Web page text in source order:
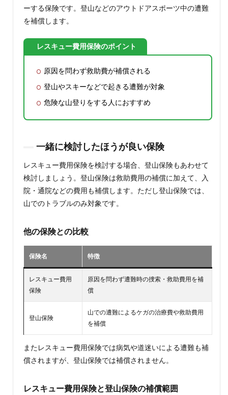
ーする保険です。登山などのアウトドアスポーツ中の遭難
を補償します。
レスキュー費用保険のポイント
原因を問わず救助費が補償される
登山やスキーなどで起きる遭難が対象
危険な山登りをする人におすすめ
一緒に検討したほうが良い保険
レスキュー費用保険を検討する場合、登山保険もあわせて
検討しましょう。登山保険は救助費用の補償に加えて、入
院・通院などの費用も補償します。ただし登山保険では、
山でのトラブルのみ対象です。
他の保険との比較
保険名 特徴
レスキュー費用
保険
原因を問わず遭難時の捜索・救助費用を補
償
登山保険
山での遭難によるケガの治療費や救助費用
を補償
またレスキュー費用保険では病気や道迷いによる遭難も補
償されますが、登山保険では補償されません。
レスキュー費用保険と登山保険の補償範囲